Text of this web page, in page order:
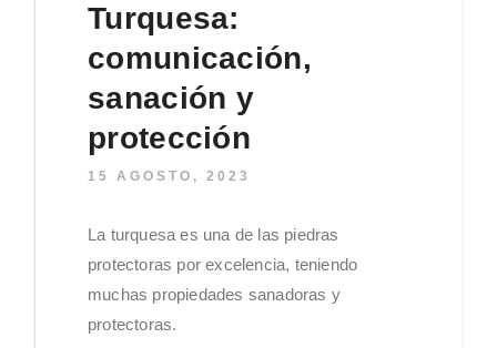
Turquesa:
comunicación,
sanación y
protección
15 AGOSTO, 2023
La turquesa es una de las piedras
protectoras por excelencia, teniendo
muchas propiedades sanadoras y
protectoras.